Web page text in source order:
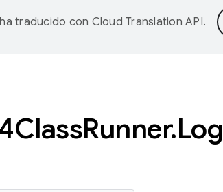
traducido con Cloud Translation API.
Runner.Log